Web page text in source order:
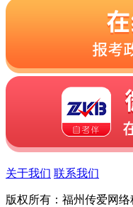
关于我们 联系我们
版权所有：福州传爱网